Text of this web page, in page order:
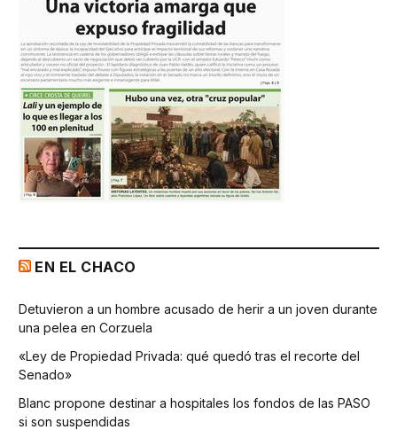
EN EL CHACO
Detuvieron a un hombre acusado de herir a un joven durante
una pelea en Corzuela
«Ley de Propiedad Privada: qué quedó tras el recorte del
Senado»
Blanc propone destinar a hospitales los fondos de las PASO
si son suspendidas